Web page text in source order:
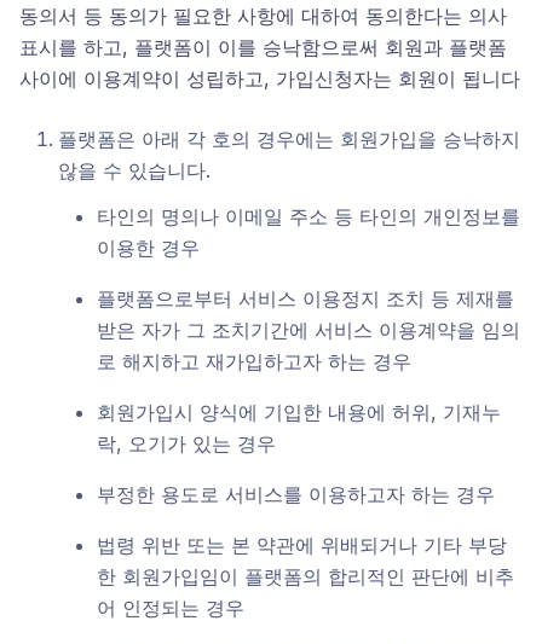
동의서 등 동의가 필요한 사항에 대하여 동의한다는 의사
표시를 하고, 플랫폼이 이를 승낙함으로써 회원과 플랫폼
사이에 이용계약이 성립하고, 가입신청자는 회원이 됩니다
플랫폼은 아래 각 호의 경우에는 회원가입을 승낙하지
않을 수 있습니다.
타인의 명의나 이메일 주소 등 타인의 개인정보를
이용한 경우
플랫폼으로부터 서비스 이용정지 조치 등 제재를
받은 자가 그 조치기간에 서비스 이용계약을 임의
로 해지하고 재가입하고자 하는 경우
회원가입시 양식에 기입한 내용에 허위, 기재누
락, 오기가 있는 경우
부정한 용도로 서비스를 이용하고자 하는 경우
법령 위반 또는 본 약관에 위배되거나 기타 부당
한 회원가입임이 플랫폼의 합리적인 판단에 비추
어 인정되는 경우